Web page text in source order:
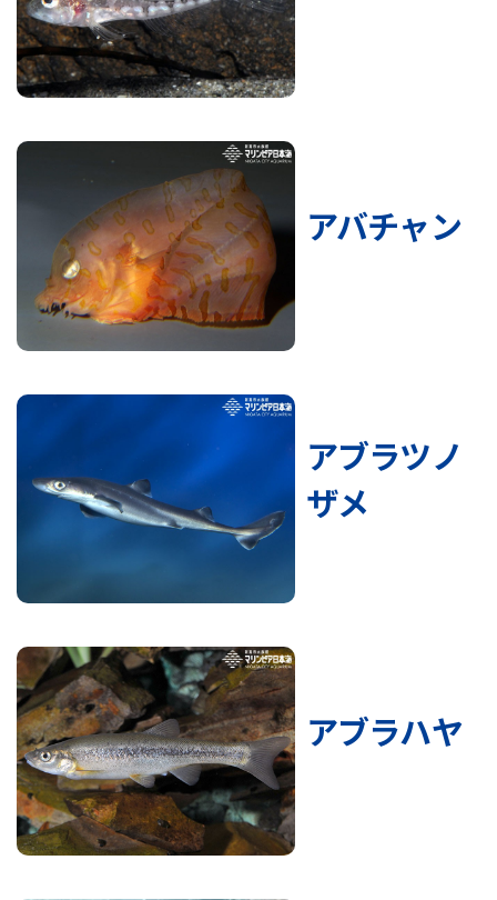
アバチャン
アブラツノ
ザメ
アブラハヤ